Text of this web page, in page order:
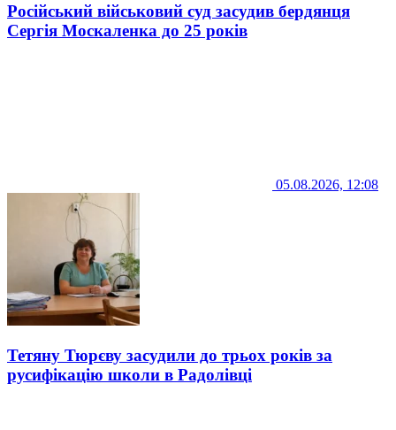
Російський військовий суд засудив бердянця
Сергія Москаленка до 25 років
05.08.2026, 12:08
Тетяну Тюрєву засудили до трьох років за
русифікацію школи в Радолівці